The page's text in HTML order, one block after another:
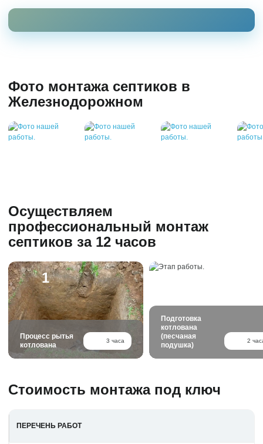
Фото монтажа септиков в
Железнодорожном
Осуществляем
профессиональный монтаж
септиков за 12 часов
Процесс рытья
котлована
3 часа
Подготовка
котлована
(песчаная
подушка)
2
Стоимость монтажа под ключ
ПЕРЕЧЕНЬ РАБОТ